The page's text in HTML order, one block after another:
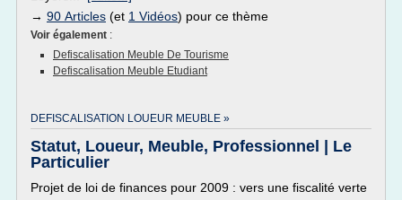
→ 90 Articles (et 1 Vidéos) pour ce thème
Voir également :
Defiscalisation Meuble De Tourisme
Defiscalisation Meuble Etudiant
DEFISCALISATION LOUEUR MEUBLE »
Statut, Loueur, Meuble, Professionnel | Le
Particulier
Projet de loi de finances pour 2009 : vers une fiscalité verte